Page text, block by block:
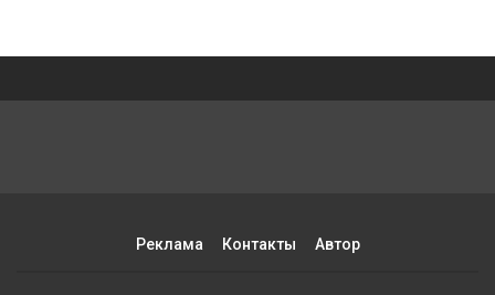
Реклама Контакты Автор